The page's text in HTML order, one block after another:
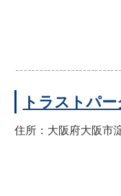
トラストパ
住所：大阪府大阪市